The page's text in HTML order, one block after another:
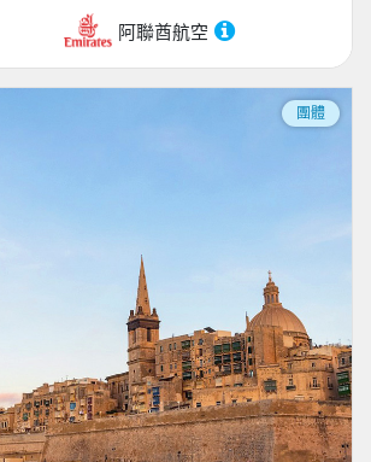
阿聯酋航空
團體